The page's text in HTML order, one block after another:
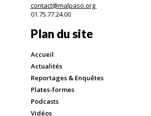
contact@malpaso.org
01.75.77.24.00
Plan du site
Accueil
Actualités
Reportages & Enquêtes
Plates-formes
Podcasts
Vidéos